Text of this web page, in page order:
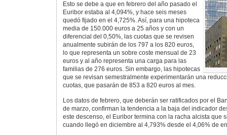
Esto se debe a que en febrero del año pasado el
Euribor estaba al 4,094%, y hace seis meses
quedó fijado en el 4,725%. Así, para una hipoteca
media de 150.000 euros a 25 años y con un
diferencial del 0,50%, las cuotas que se revisen
anualmente subirán de los 797 a los 820 euros,
lo que representa un sobre coste mensual de 23
euros y al año representa una carga para las
familias de 276 euros. Sin embargo, las hipotecas
que se revisan semestralmente experimentarán una
cuotas, que pasarán de 853 a 820 euros al mes.
Los datos de febrero, que deberán ser ratificados por el
de marzo, confirman la tendencia a la baja del indicador
este descenso, el Euribor termina con la racha alcista que
cuando llegó en diciembre al 4,793% desde el 4,06% de